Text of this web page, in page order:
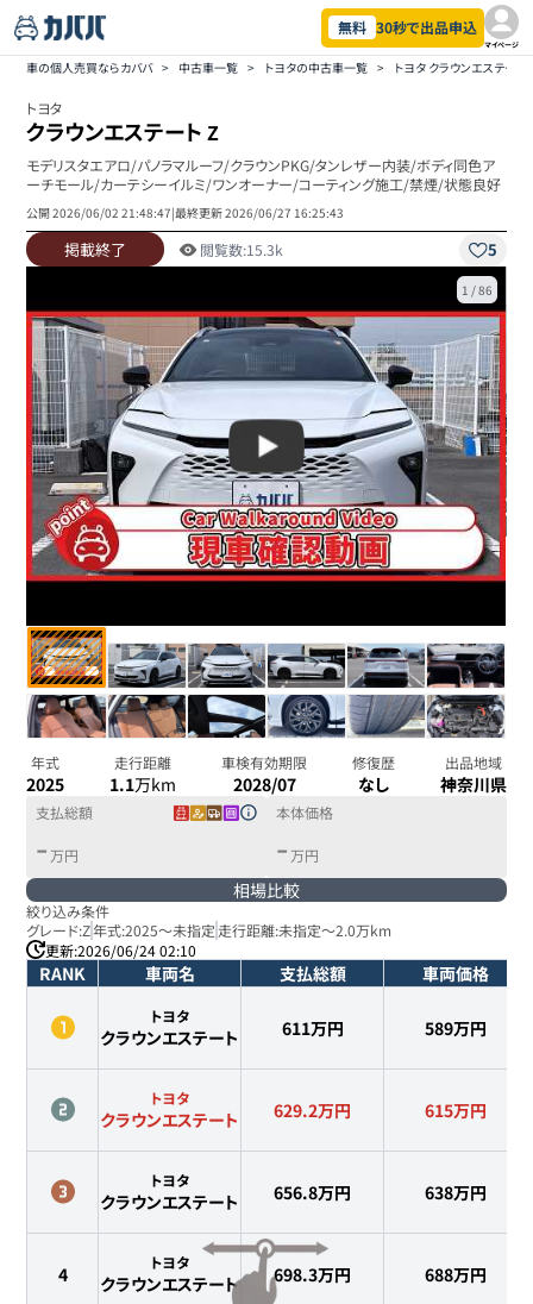
無料 30秒で出品申込
マイページ
車の個人売買ならカババ > 中古車一覧 > トヨタの中古車一覧 > トヨタ クラウンエステー
トヨタ
クラウンエステート Z
モデリスタエアロ/パノラマルーフ/クラウンPKG/タンレザー内装/ボディ同色ア
ーチモール/カーテシーイルミ/ワンオーナー/コーティング施工/禁煙/状態良好
公開2026/06/02 21:48:47|最終更新2026/06/27 16:25:43
掲載終了 閲覧数:15.3k 5
1 /86
年式
2025
走行距離
1.1万km
車検有効期限
2028/07
修復歴
なし
出品地域
神奈川県
支払総額
- 万円
本体価格
- 万円
相場比較
絞り込み条件
グレード:Z年式:2025～未指定 走行距離:未指定～2.0万km
更新:2026/06/24 02:10
RANK 車両名 支払総額 車両価格
トヨタ
クラウンエステート 611万円 589万円
トヨタ
クラウンエステート 629.2万円 615万円
トヨタ
クラウンエステート 656.8万円 638万円
4
トヨタ
クラウンエステート 698.3万円 688万円